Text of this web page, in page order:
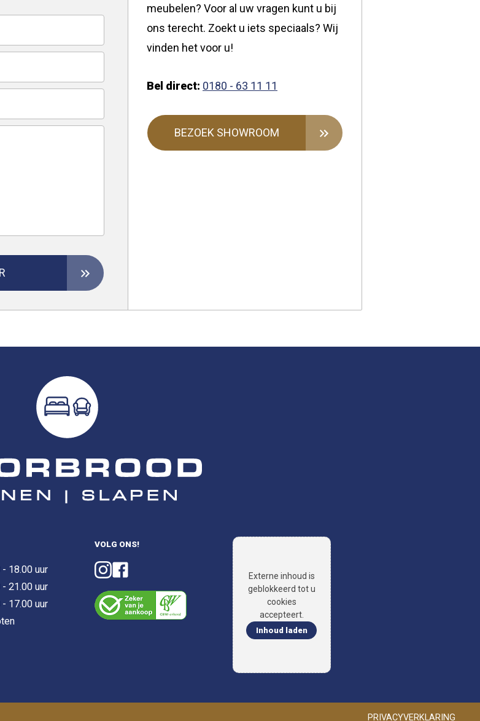
meubelen? Voor al uw vragen kunt u bij
ons terecht. Zoekt u iets speciaals? Wij
vinden het voor u!
Bel direct: 0180 - 63 11 11
BEZOEK SHOWROOM
- 18.00 uur
- 21.00 uur
- 17.00 uur
VOLG ONS!
Externe inhoud is
geblokkeerd tot u
cookies
accepteert.
Inhoud laden
PRIVACYVERKLARING